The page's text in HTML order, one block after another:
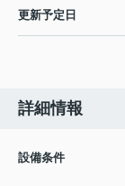
更新予定日
詳細情報
設備条件